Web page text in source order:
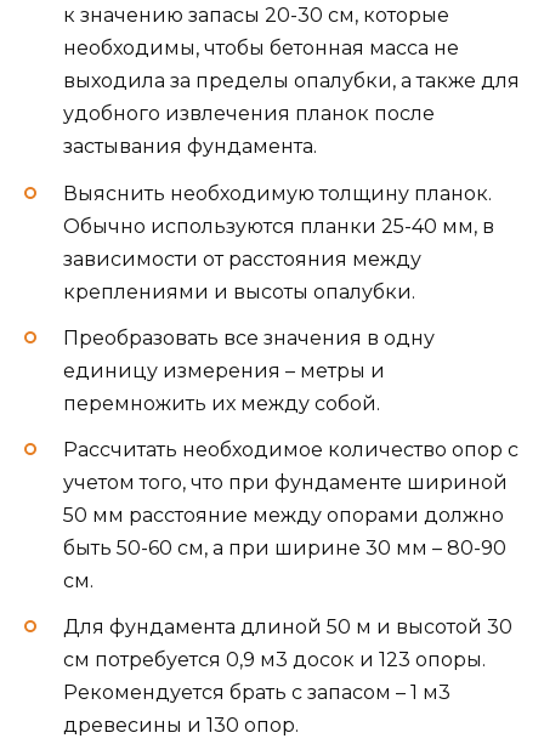
к значению запасы 20-30 см, которые
необходимы, чтобы бетонная масса не
выходила за пределы опалубки, а также для
удобного извлечения планок после
застывания фундамента.
Выяснить необходимую толщину планок.
Обычно используются планки 25-40 мм, в
зависимости от расстояния между
креплениями и высоты опалубки.
Преобразовать все значения в одну
единицу измерения – метры и
перемножить их между собой.
Рассчитать необходимое количество опор с
учетом того, что при фундаменте шириной
50 мм расстояние между опорами должно
быть 50-60 см, а при ширине 30 мм – 80-90
см.
Для фундамента длиной 50 м и высотой 30
см потребуется 0,9 м3 досок и 123 опоры.
Рекомендуется брать с запасом – 1 м3
древесины и 130 опор.